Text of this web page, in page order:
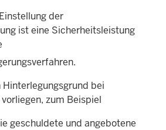
der
ist eine Sicherheitsleistung
bei
zum Beispiel
geschuldete und angebotene